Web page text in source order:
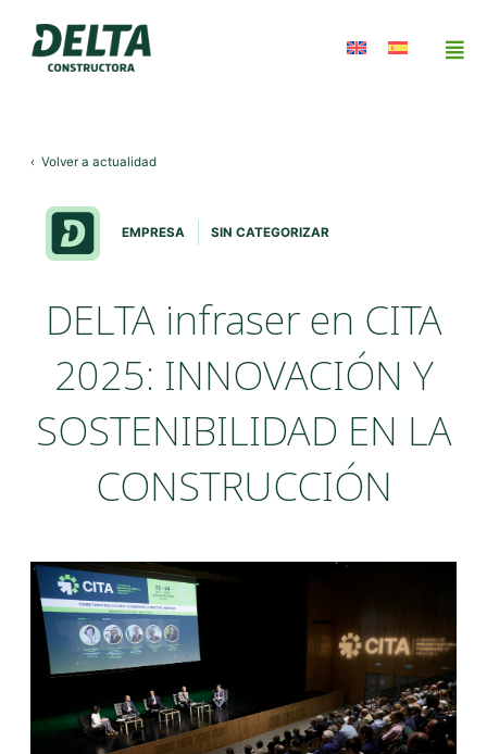
‹ Volver a actualidad
EMPRESA SIN CATEGORIZAR
DELTA infraser en CITA
2025: INNOVACIÓN Y
SOSTENIBILIDAD EN LA
CONSTRUCCIÓN